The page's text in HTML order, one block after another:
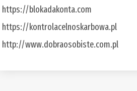
https://blokadakonta.com
https://kontrolacelnoskarbowa.pl
http://www.dobraosobiste.com.pl